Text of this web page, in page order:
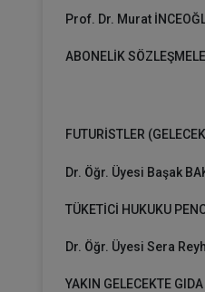
Prof. Dr. Murat
ABONELİK
FUTURİSTLER
Dr. Öğr. Üyesi Başak
TÜKETİCİ HUKUKU
Dr. Öğr. Üyesi Sera
YAKIN GELECEKTE